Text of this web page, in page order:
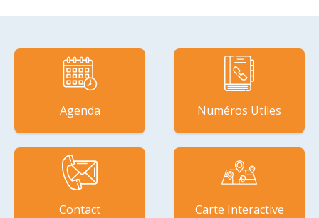
Agenda Numéros Utiles
Contact Carte Interactive